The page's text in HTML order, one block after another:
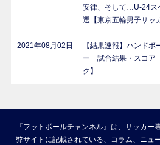
安律、そして…U-24ス
選【東京五輪男子サッ
2021年08月02日
【結果速報】ハンド
ー 試合結果・スコア
ク】
『フットボールチャンネル』は、サッカー
弊サイトに記載されている、コラム、ニュ